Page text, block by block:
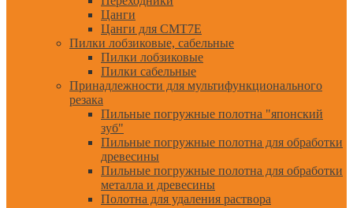
Цанги
Цанги для CMT7E
Пилки лобзиковые, сабельные
Пилки лобзиковые
Пилки сабельные
Принадлежности для мультифункционального
резака
Пильные погружные полотна "японский
зуб"
Пильные погружные полотна для обработки
древесины
Пильные погружные полотна для обработки
металла и древесины
Полотна для удаления раствора